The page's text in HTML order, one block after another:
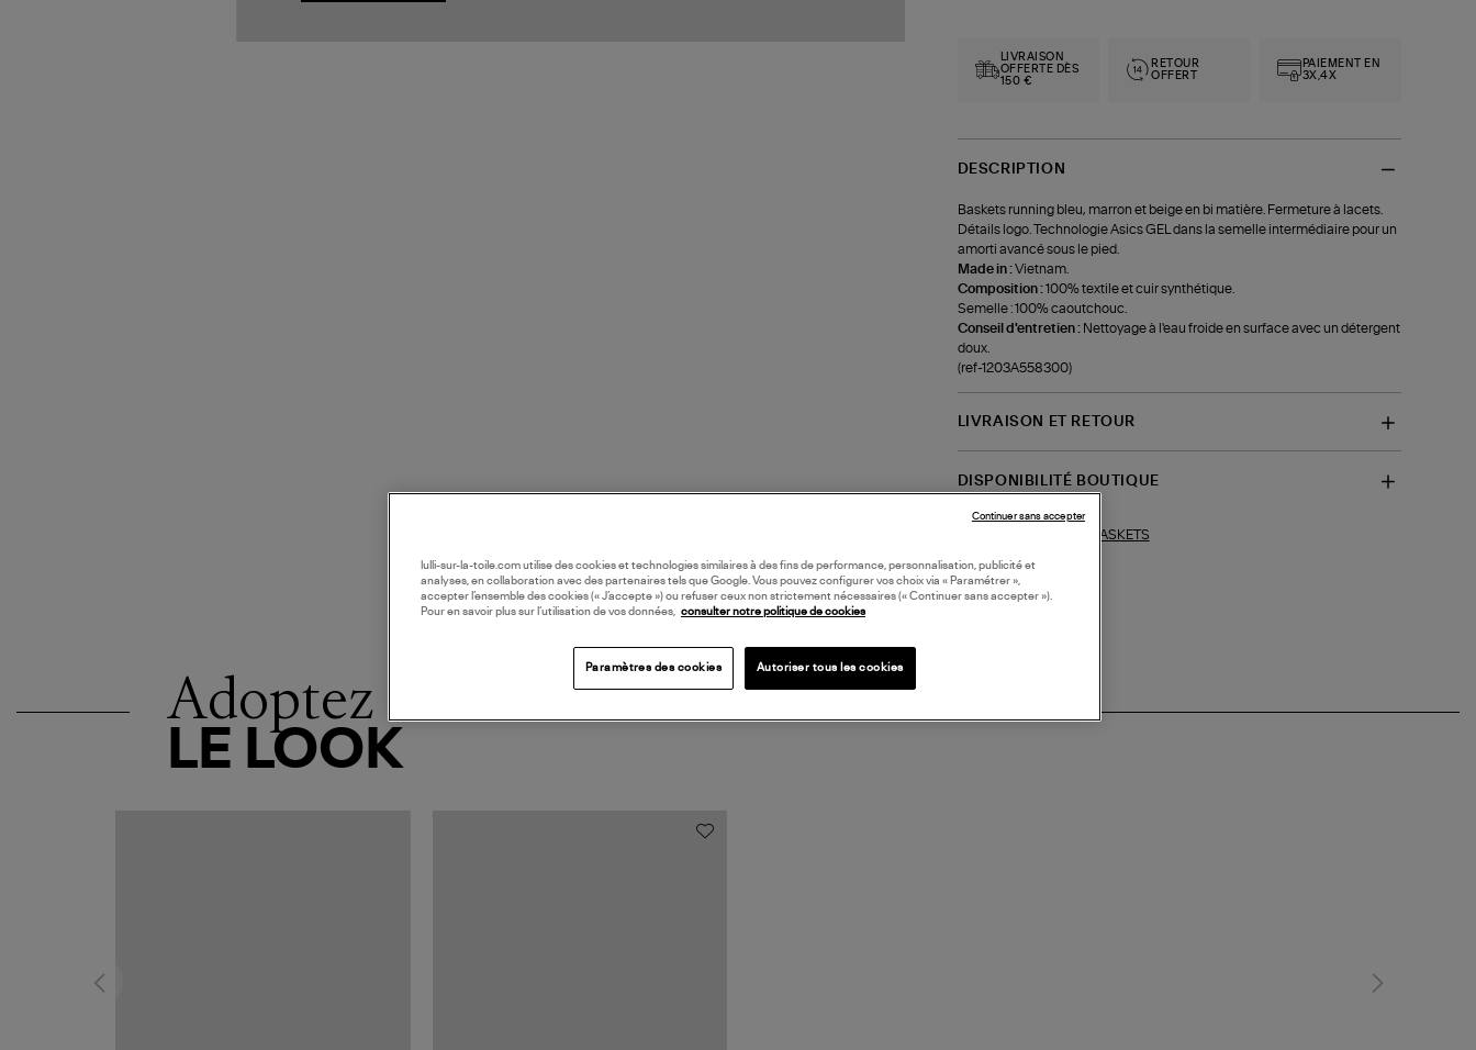
LIVRAISON
OFFERTE DÈS
150 €
RETOUR
OFFERT
PAIEMENT EN
3X,4X
DESCRIPTION
Baskets running bleu, marron et beige en bi matière. Fermeture à lacets.
Détails logo. Technologie Asics GEL dans la semelle intermédiaire pour un
amorti avancé sous le pied.
Made in :Vietnam.
Composition :100% textile et cuir synthétique.
Semelle : 100% caoutchouc.
Conseil d'entretien : Nettoyage à l'eau froide en surface avec un détergent
doux.
(ref-1203A558300)
LIVRAISON ET RETOUR
DISPONIBILITÉ BOUTIQUE
BASKETS
Adoptez
LE LOOK
lulli-sur-la-toile.com utilise des cookies et technologies similaires à des fins de performance, personnalisation, publicité et
analyses, en collaboration avec des partenaires tels que Google. Vous pouvez configurer vos choix via « Paramétrer »,
accepter l’ensemble des cookies (« J’accepte ») ou refuser ceux non strictement nécessaires (« Continuer sans accepter »).
Pour en savoir plus sur l’utilisation de vos données, consulter notre politique de cookies
Paramètres des cookies Autoriser tous les cookies
Continuer sans accepter